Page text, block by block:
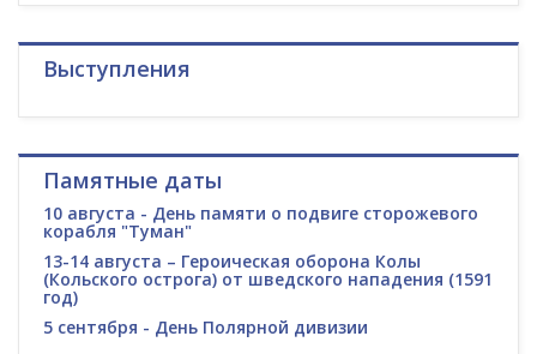
Выступления
Памятные даты
10 августа - День памяти о подвиге сторожевого
корабля "Туман"
13-14 августа – Героическая оборона Колы
(Кольского острога) от шведского нападения (1591
год)
5 сентября - День Полярной дивизии